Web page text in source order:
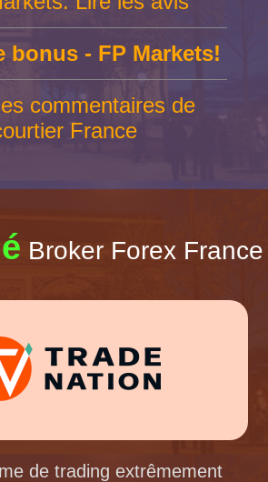
bonus - FP Markets!
commentaires de
France
Broker Forex France
de trading extrêmement